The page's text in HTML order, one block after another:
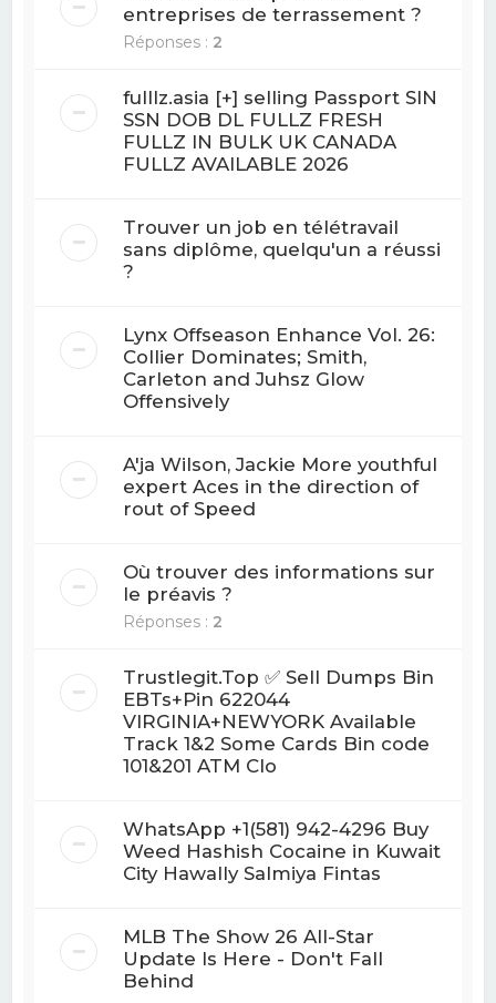
entreprises de terrassement ?
Réponses : 2
fulllz.asia [+] selling Passport SIN
SSN DOB DL FULLZ FRESH
FULLZ IN BULK UK CANADA
FULLZ AVAILABLE 2026
Trouver un job en télétravail
sans diplôme, quelqu'un a réussi
?
Lynx Offseason Enhance Vol. 26:
Collier Dominates; Smith,
Carleton and Juhsz Glow
Offensively
A'ja Wilson, Jackie More youthful
expert Aces in the direction of
rout of Speed
Où trouver des informations sur
le préavis ?
Réponses : 2
Trustlegit.Top ✅ Sell Dumps Bin
EBTs+Pin 622044
VIRGINIA+NEWYORK Available
Track 1&2 Some Cards Bin code
101&201 ATM Clo
WhatsApp +1(581) 942-4296 Buy
Weed Hashish Cocaine in Kuwait
City Hawally Salmiya Fintas
MLB The Show 26 All-Star
Update Is Here - Don't Fall
Behind